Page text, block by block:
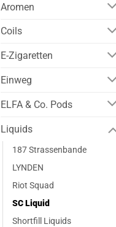
Aromen
Coils
E-Zigaretten
Einweg
ELFA & Co. Pods
Liquids
187 Strassenbande
LYNDEN
Riot Squad
SC Liquid
Shortfill Liquids